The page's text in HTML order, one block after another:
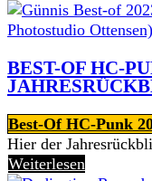
BEST-OF HC-
Best-Of HC-Punk
Hier der
Weiterlesen